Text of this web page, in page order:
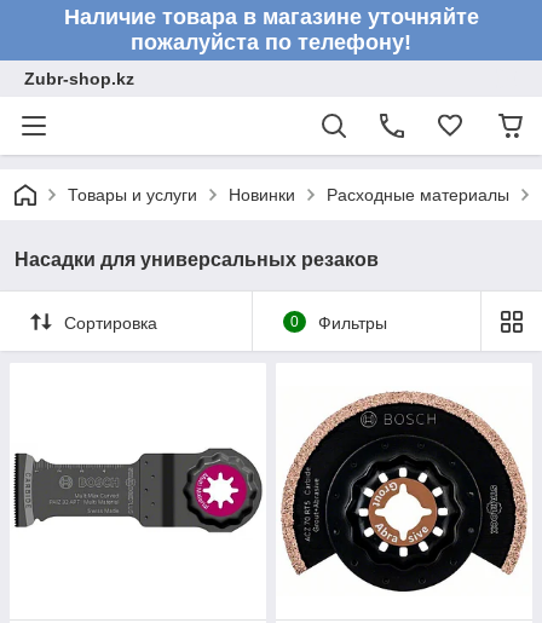
Наличие товара в магазине уточняйте
пожалуйста по телефону!
Zubr-shop.kz
Товары и услуги Новинки Расходные материалы
Насадки для универсальных резаков
Сортировка 0 Фильтры